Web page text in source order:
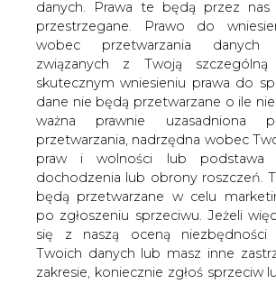
skutecznym wniesieniu prawa do
dane nie będą przetwarzane o ile
ważna prawnie uzasadniona
przetwarzania, nadrzędna wobec
praw i wolności lub podstawa
dochodzenia lub obrony roszczeń.
będą przetwarzane w celu
po zgłoszeniu sprzeciwu. Jeżeli
się z naszą oceną niezbędności
Twoich danych lub masz inne
zakresie, koniecznie zgłoś sprzeciw
swoje zastrzeżenia na adres
Danych Osobowych pod adres
Wycofanie zgody nie wpływa
prawem przetwarzania
Na rynkach kapitałowych
zaś dotychczasowych
kapitalizacji - najczęściej
przemysłowe -
najczęściej zwłaszcza z
technologii (CD projekt czy
innymi niespodziewanymi
inwestorów (Dino).
porównywanie tylko
zasadzie zabawa cyframi z
praktycznie niewiele
interesująca są źródła
sentymentu do sektora